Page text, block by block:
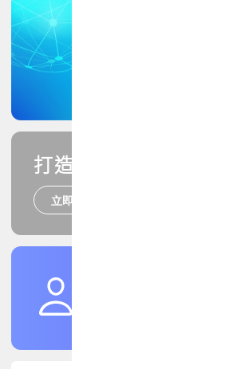
打造您的PCB專業技能
立即報名